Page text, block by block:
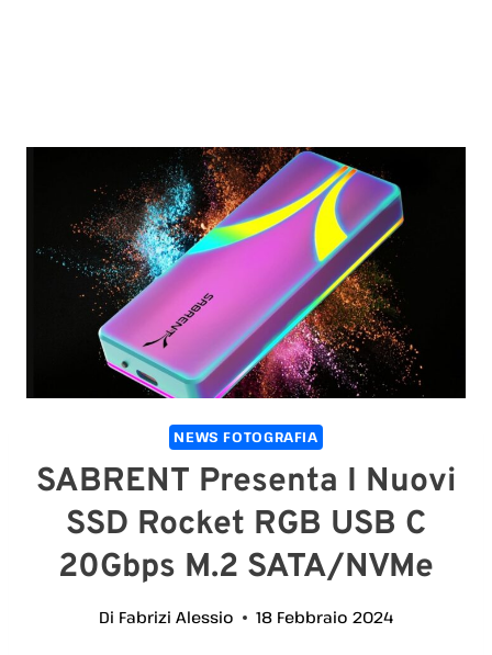
NEWS FOTOGRAFIA
SABRENT Presenta I Nuovi
SSD Rocket RGB USB C
20Gbps M.2 SATA/NVMe
Di Fabrizi Alessio 18 Febbraio 2024